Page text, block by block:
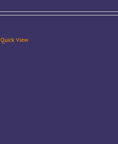
Quick View